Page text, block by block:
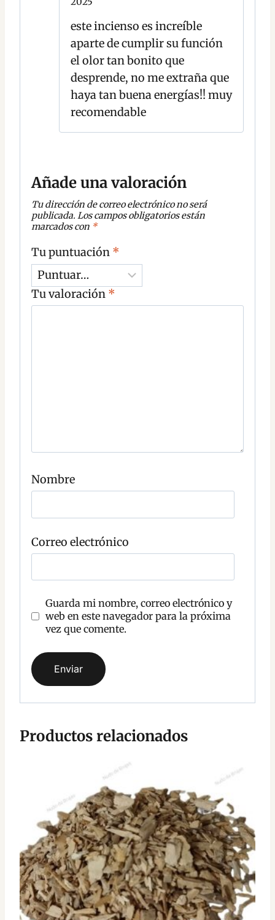
este incienso es increíble
aparte de cumplir su función
el olor tan bonito que
desprende, no me extraña que
haya tan buena energías!! muy
recomendable
Añade una valoración
Tu dirección de correo electrónico no será
publicada. Los campos obligatorios están
marcados con *
Tu puntuación *
Tu valoración *
m
e
r
i
o
Nombre
Correo electrónico
Guarda mi nombre, correo electrónico y
web en este navegador para la próxima
vez que comente.
Productos relacionados